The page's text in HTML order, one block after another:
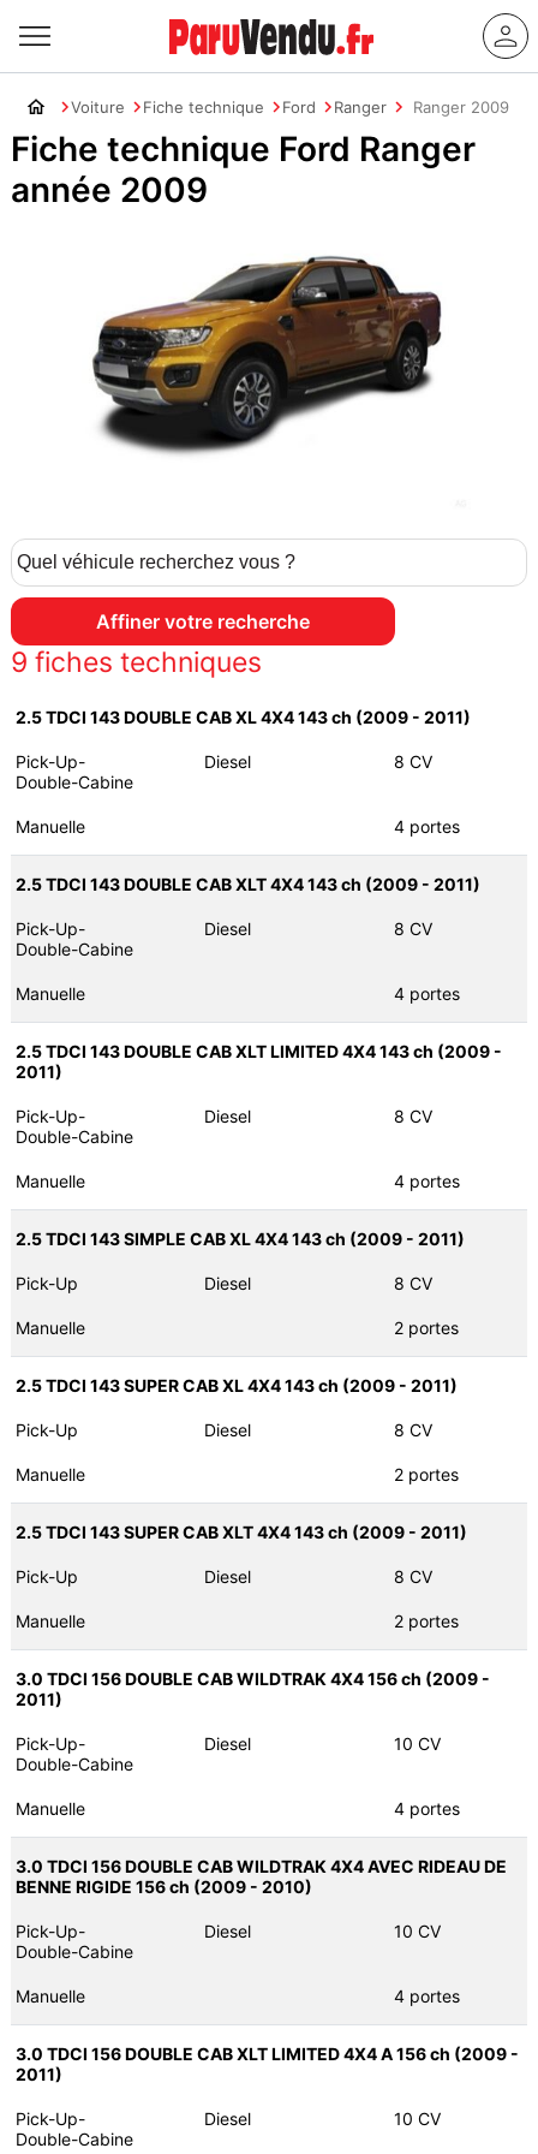
Voiture Fiche technique Ford Ranger Ranger 2009
Fiche technique Ford Ranger
année 2009
9 fiches techniques
2.5 TDCI 143 DOUBLE CAB XL 4X4 143 ch (2009 - 2011)
Pick-Up-
Double-Cabine
Diesel 8 CV
Manuelle 4 portes
2.5 TDCI 143 DOUBLE CAB XLT 4X4 143 ch (2009 - 2011)
Pick-Up-
Double-Cabine
Diesel 8 CV
Manuelle 4 portes
2.5 TDCI 143 DOUBLE CAB XLT LIMITED 4X4 143 ch (2009 -
2011)
Pick-Up-
Double-Cabine
Diesel 8 CV
Manuelle 4 portes
2.5 TDCI 143 SIMPLE CAB XL 4X4 143 ch (2009 - 2011)
Pick-Up Diesel 8 CV
Manuelle 2 portes
2.5 TDCI 143 SUPER CAB XL 4X4 143 ch (2009 - 2011)
Pick-Up Diesel 8 CV
Manuelle 2 portes
2.5 TDCI 143 SUPER CAB XLT 4X4 143 ch (2009 - 2011)
Pick-Up Diesel 8 CV
Manuelle 2 portes
3.0 TDCI 156 DOUBLE CAB WILDTRAK 4X4 156 ch (2009 -
2011)
Pick-Up-
Double-Cabine
Diesel 10 CV
Manuelle 4 portes
3.0 TDCI 156 DOUBLE CAB WILDTRAK 4X4 AVEC RIDEAU DE
BENNE RIGIDE 156 ch (2009 - 2010)
Pick-Up-
Double-Cabine
Diesel 10 CV
Manuelle 4 portes
3.0 TDCI 156 DOUBLE CAB XLT LIMITED 4X4 A 156 ch (2009 -
2011)
Pick-Up-
Double-Cabine
Diesel 10 CV